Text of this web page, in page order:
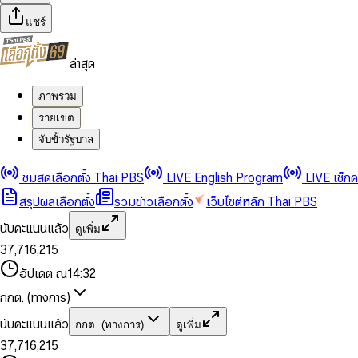
แชร์
ล่าสุด
ภาพรวม
รายเขต
จับขั้วรัฐบาล
ชมสดเลือกตั้ง Thai PBS LIVE English Program
LIVE เช็ก
สรุปผลเลือกตั้ง
รวมข่าวเลือกตั้ง
เว็บไซต์หลัก Thai PBS
นับคะแนนแล้ว
ดูเพิ่ม
0
1
2
3
4
5
6
8
9
2
3
4
5
6
7
8
9
,
0
2
4
6
7
8
9
0
1
2
3
4
5
6
7
8
1
3
5
6
7
8
9
,
1
2
4
5
7
8
9
0
1
3
4
6
7
8
0
2
3
4
5
7
8
อัปเดต ณ14:32
กกต. (ทางการ)
นับคะแนนแล้ว
กกต. (ทางการ) ดูเพิ่ม
0
1
2
3
0
1
2
4
5
6
7,
0
1
2
4
6
7
0
1
0
1
3
5
6,
1
2
0
1
0
2
3
4
5